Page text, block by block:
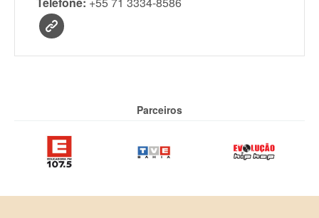
Parceiros